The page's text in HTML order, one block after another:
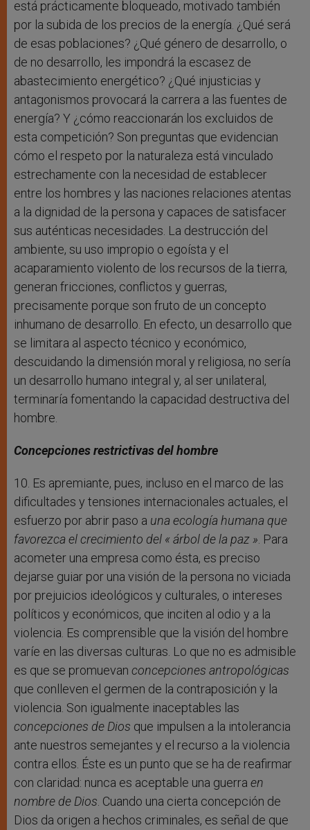
está prácticamente bloqueado, motivado también
por la subida de los precios de la energía. ¿Qué será
de esas poblaciones? ¿Qué género de desarrollo, o
de no desarrollo, les impondrá la escasez de
abastecimiento energético? ¿Qué injusticias y
antagonismos provocará la carrera a las fuentes de
energía? Y ¿cómo reaccionarán los excluidos de
esta competición? Son preguntas que evidencian
cómo el respeto por la naturaleza está vinculado
estrechamente con la necesidad de establecer
entre los hombres y las naciones relaciones atentas
a la dignidad de la persona y capaces de satisfacer
sus auténticas necesidades. La destrucción del
ambiente, su uso impropio o egoísta y el
acaparamiento violento de los recursos de la tierra,
generan fricciones, conflictos y guerras,
precisamente porque son fruto de un concepto
inhumano de desarrollo. En efecto, un desarrollo que
se limitara al aspecto técnico y económico,
descuidando la dimensión moral y religiosa, no sería
un desarrollo humano integral y, al ser unilateral,
terminaría fomentando la capacidad destructiva del
hombre.
Concepciones restrictivas del hombre
10. Es apremiante, pues, incluso en el marco de las
dificultades y tensiones internacionales actuales, el
esfuerzo por abrir paso a una ecología humana que
favorezca el crecimiento del « árbol de la paz ». Para
acometer una empresa como ésta, es preciso
dejarse guiar por una visión de la persona no viciada
por prejuicios ideológicos y culturales, o intereses
políticos y económicos, que inciten al odio y a la
violencia. Es comprensible que la visión del hombre
varíe en las diversas culturas. Lo que no es admisible
es que se promuevan concepciones antropológicas
que conlleven el germen de la contraposición y la
violencia. Son igualmente inaceptables las
concepciones de Dios que impulsen a la intolerancia
ante nuestros semejantes y el recurso a la violencia
contra ellos. Éste es un punto que se ha de reafirmar
con claridad: nunca es aceptable una guerra en
nombre de Dios. Cuando una cierta concepción de
Dios da origen a hechos criminales, es señal de que